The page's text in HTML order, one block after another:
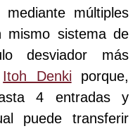
múltiples
sistema de
desviador más
Itoh Denki porque,
4 entradas y
puede transferir